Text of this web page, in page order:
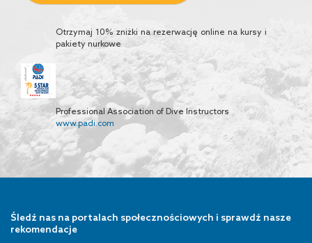
Otrzymaj 10% zniżki na rezerwację online na kursy i
pakiety nurkowe
Professional Association of Dive Instructors
www.padi.com
Śledź nas na portalach społecznościowych i sprawdź nasze
rekomendacje